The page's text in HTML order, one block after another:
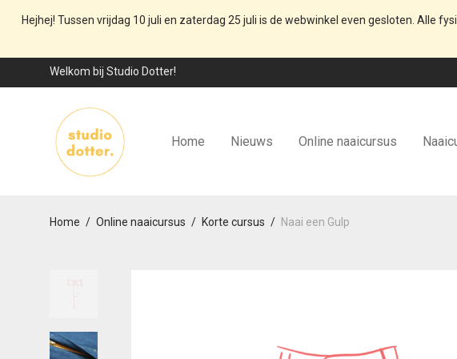
Hejhej! Tussen vrijdag 10 juli en zaterdag 25 juli is de webwinkel even gesloten. Alle
Welkom bij Studio Dotter!
Home Nieuws Online naaicursus
Home / Online naaicursus / Korte cursus / Naai een Gulp